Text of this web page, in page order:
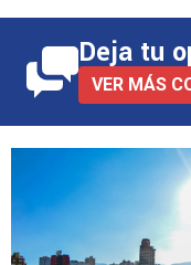
Deja tu
VER MÁS